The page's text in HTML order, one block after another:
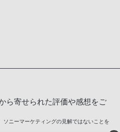
ら寄せられた評価や感想をご
ソニーマーケティングの見解ではないことを